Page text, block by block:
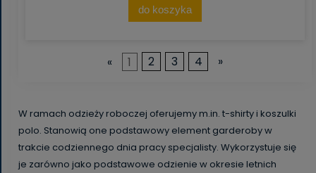
do koszyka
« 1 2 3 4 »
W ramach odzieży roboczej oferujemy m.in. t-shirty i koszulki
polo. Stanowią one podstawowy element garderoby w
trakcie codziennego dnia pracy specjalisty. Wykorzystuje się
je zarówno jako podstawowe odzienie w okresie letnich